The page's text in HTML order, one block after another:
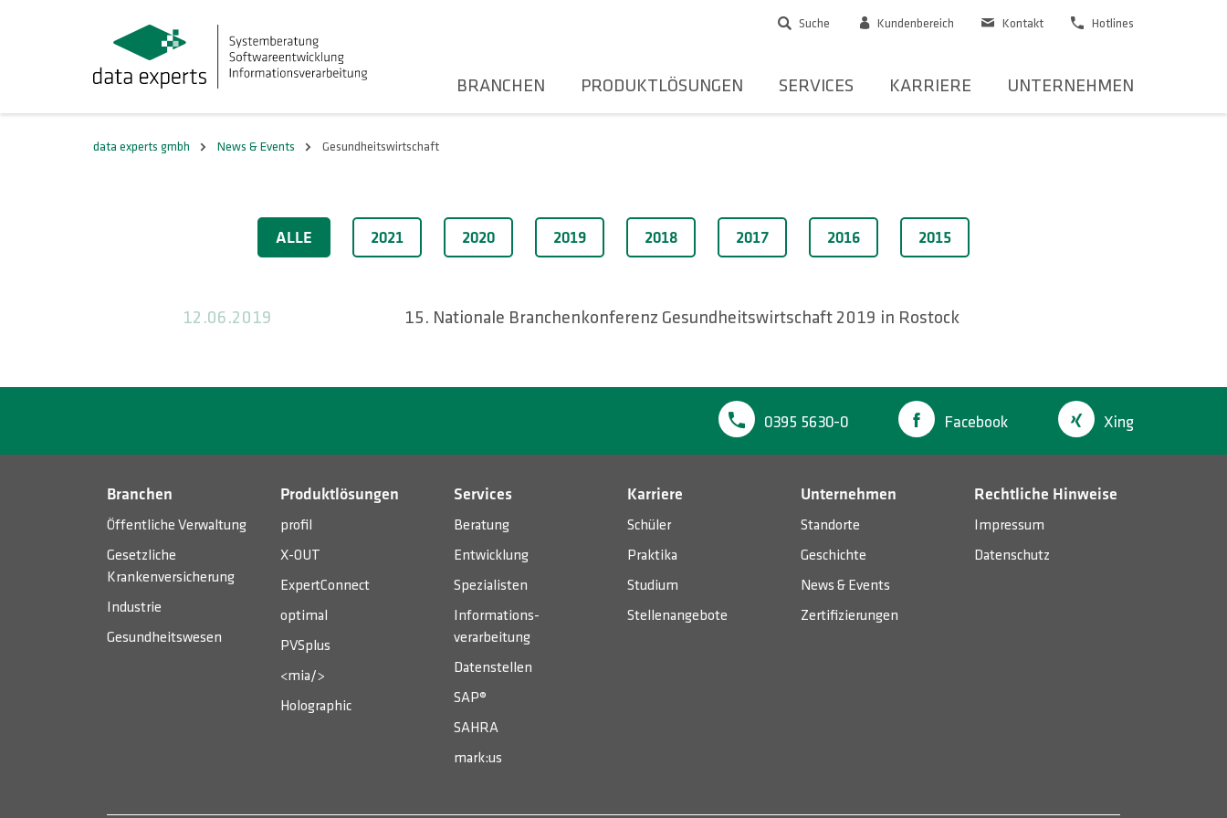
BRANCHEN PRODUKTLÖSUNGEN SERVICES KARRIERE UNTERNEHMEN
Kundenbereich Kontakt Hotlines
Suche
data experts gmbh News & Events Gesundheitswirtschaft
ALLE 2021 2020 2019 2018 2017 2016 2015
12.06.2019 15. Nationale Branchenkonferenz Gesundheitswirtschaft 2019 in Rostock
0395 5630-0 Facebook Xing
Branchen
Öffentliche Verwaltung
Gesetzliche
Krankenversicherung
Industrie
Gesundheitswesen
Produktlösungen
profil
X-OUT
ExpertConnect
optimal
PVSplus
<mia/>
Holographic
Services
Beratung
Entwicklung
Spezialisten
Informations­
verarbeitung
Datenstellen
SAP®
SAHRA
mark:us
Karriere
Schüler
Praktika
Studium
Stellenangebote
Unternehmen
Standorte
Geschichte
News & Events
Zertifizierungen
Rechtliche Hinweise
Impressum
Datenschutz